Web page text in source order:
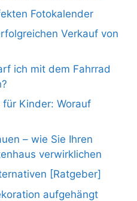
Fotokalender
Verkauf von
ich mit dem Fahrrad
Kinder: Worauf
– wie Sie Ihren
verwirklichen
[Ratgeber]
aufgehängt